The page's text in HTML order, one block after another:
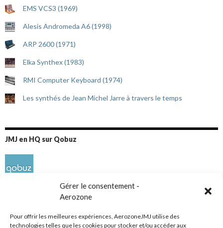
Gérer le consentement -
Aerozone
Pour offrir les meilleures expériences, AerozoneJMJ utilise des
technologies telles que les cookies pour stocker et/ou accéder aux
EMS VCS3 (1969)
Alesis Andromeda A6 (1998)
ARP 2600 (1971)
Elka Synthex (1983)
RMI Computer Keyboard (1974)
Les synthés de Jean Michel Jarre à travers le temps
JMJ en HQ sur Qobuz